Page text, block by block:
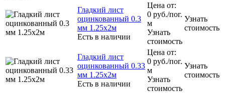
Гладкий лист
оцинкованный 0.3
мм 1.25х2м
Есть в наличии
Цена от:
0 руб./пог.
м
Узнать
стоимость
Узнать
стоимость
Гладкий лист
оцинкованный 0.33
мм 1.25х2м
Есть в наличии
Цена от:
0 руб./пог.
м
Узнать
стоимость
Узнать
стоимость